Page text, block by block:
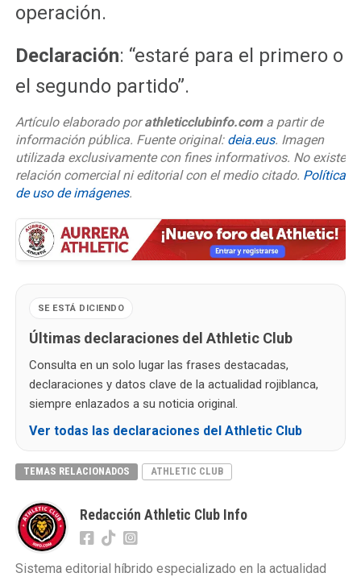
operación.
Declaración: “estaré para el primero o
el segundo partido”.
Artículo elaborado porathleticclubinfo.coma partir de
información pública. Fuente original: deia.eus. Imagen
utilizada exclusivamente con fines informativos. No existe
relación comercial ni editorial con el medio citado. Política
de uso de imágenes.
SE ESTÁ DICIENDO
Últimas declaraciones del Athletic Club
Consulta en un solo lugar las frases destacadas,
declaraciones y datos clave de la actualidad rojiblanca,
siempre enlazados a su noticia original.
Ver todas las declaraciones del Athletic Club
TEMAS RELACIONADOS ATHLETIC CLUB
Redacción Athletic Club Info
Sistema editorial híbrido especializado en la actualidad